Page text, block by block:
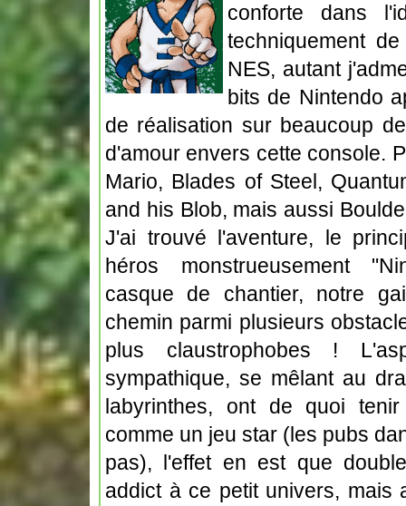
conforte dans
techniquement
NES, autant
bits de Nintendo
de réalisation sur beaucoup
d'amour envers cette console.
Mario, Blades of Steel,
and his Blob, mais aussi
J'ai trouvé l'aventure, le
héros monstrueusement
casque de chantier, notre
chemin parmi plusieurs
plus claustrophobes !
sympathique, se mêlant au
labyrinthes, ont de quoi
comme un jeu star (les pubs
pas), l'effet en est que
addict à ce petit univers, mais